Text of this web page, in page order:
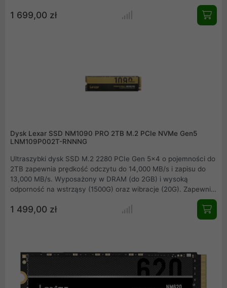
ultraszybką wydajność, stabilność i niezawodność.
1 699,00 zł
Dysk Lexar SSD NM1090 PRO 2TB M.2 PCIe NVMe Gen5
LNM109P002T-RNNNG
Ultraszybki dysk SSD M.2 2280 PCIe Gen 5x4 o pojemności do
2TB zapewnia prędkość odczytu do 14,000 MB/s i zapisu do
13,000 MB/s. Wyposażony w DRAM (do 2GB) i wysoką
odporność na wstrząsy (1500G) oraz wibracje (20G). Zapewnia
długą żywotność (do 1400TBW) i niezawodność (MTBF 1,5 mln
godzin). Kompaktowe wymiary i 5-letnia gwarancja sprawiają,
1 499,00 zł